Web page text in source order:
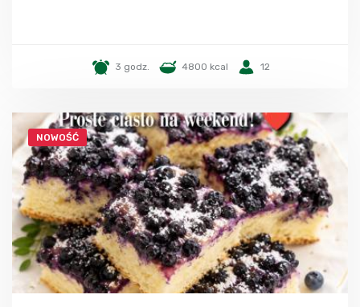
3 godz. 4800 kcal 12
NOWOŚĆ